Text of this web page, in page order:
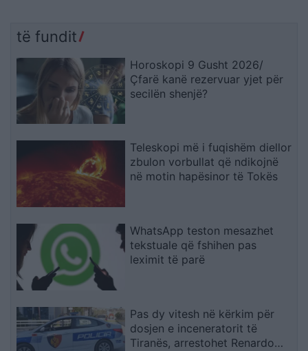
të fundit
Horoskopi 9 Gusht 2026/
Çfarë kanë rezervuar yjet për
secilën shenjë?
Teleskopi më i fuqishëm diellor
zbulon vorbullat që ndikojnë
në motin hapësinor të Tokës
WhatsApp teston mesazhet
tekstuale që fshihen pas
leximit të parë
Pas dy vitesh në kërkim për
dosjen e inceneratorit të
Tiranës, arrestohet Renardo